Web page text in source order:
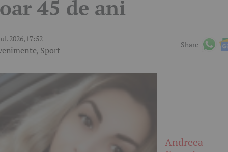
45 de ani
2026, 17:52
, Sport
Share
Andreea